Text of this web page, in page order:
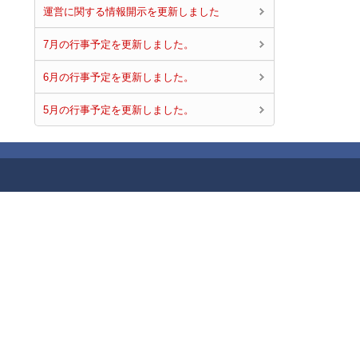
運営に関する情報開示を更新しました
7月の行事予定を更新しました。
6月の行事予定を更新しました。
5月の行事予定を更新しました。